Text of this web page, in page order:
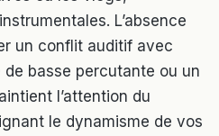
L’absence
un conflit auditif avec
basse percutante ou un
l’attention du
le dynamisme de vos